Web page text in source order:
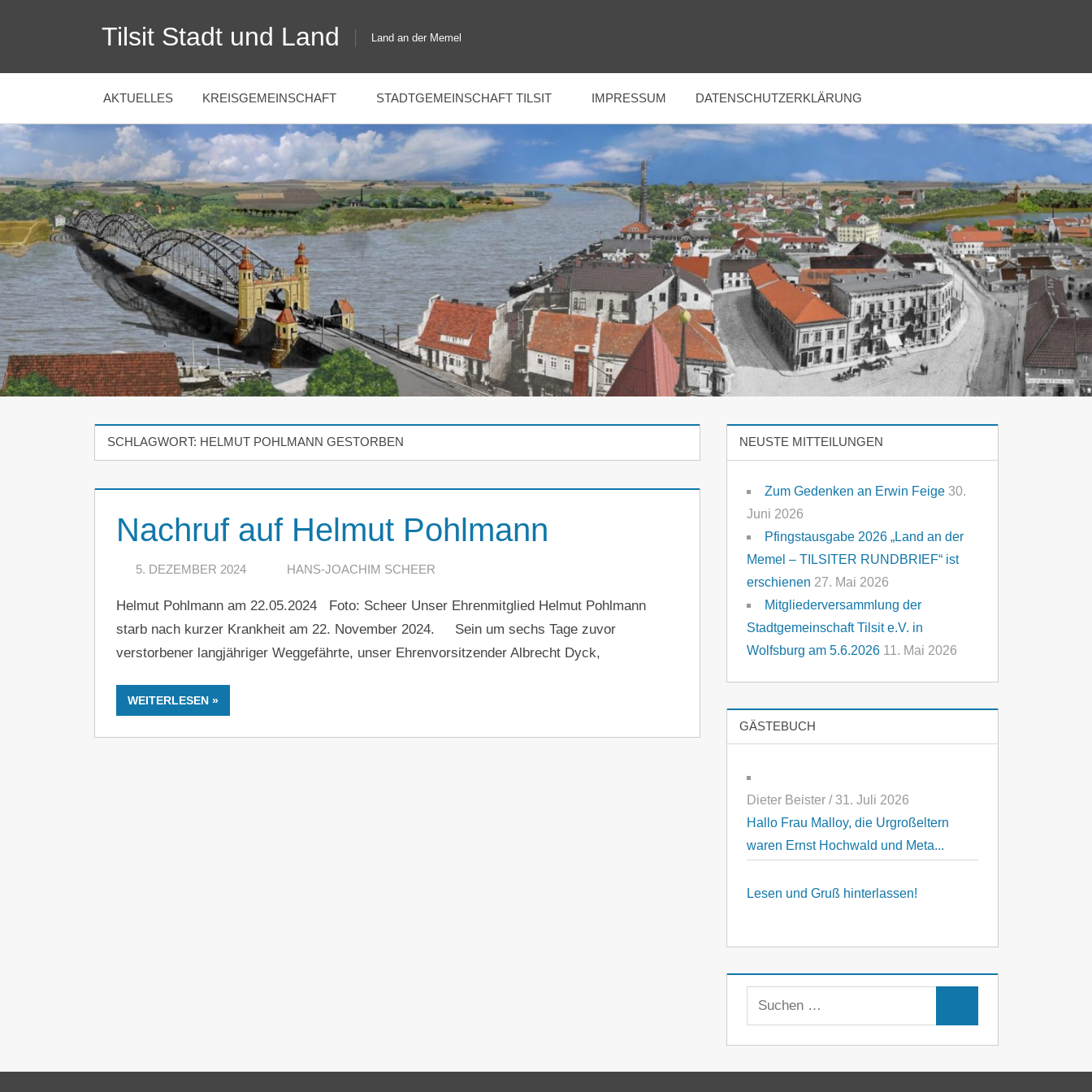
Tilsit Stadt und Land Land an der Memel
AKTUELLES KREISGEMEINSCHAFT STADTGEMEINSCHAFT TILSIT IMPRESSUM DATENSCHUTZERKLÄRUNG
SCHLAGWORT: HELMUT POHLMANN GESTORBEN
Nachruf auf Helmut Pohlmann
5. DEZEMBER 2024 HANS-JOACHIM SCHEER
Helmut Pohlmann am 22.05.2024 Foto: Scheer Unser Ehrenmitglied Helmut Pohlmann
starb nach kurzer Krankheit am 22. November 2024. Sein um sechs Tage zuvor
verstorbener langjähriger Weggefährte, unser Ehrenvorsitzender Albrecht Dyck,
WEITERLESEN
NEUSTE MITTEILUNGEN
Zum Gedenken an Erwin Feige 30.
Juni 2026
Pfingstausgabe 2026 „Land an der
Memel – TILSITER RUNDBRIEF“ ist
erschienen 27. Mai 2026
Mitgliederversammlung der
Stadtgemeinschaft Tilsit e.V. in
Wolfsburg am 5.6.2026 11. Mai 2026
GÄSTEBUCH
Dieter Beister /31. Juli 2026
Hallo Frau Malloy, die Urgroßeltern
waren Ernst Hochwald und Meta...
Lesen und Gruß hinterlassen!